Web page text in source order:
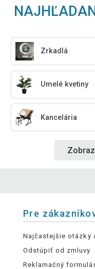
Zrkadlá
Umelé kvetiny
Kancelária
Pre
Najčastejšie otázky
Odstúpiť od zmluvy
Reklamačný